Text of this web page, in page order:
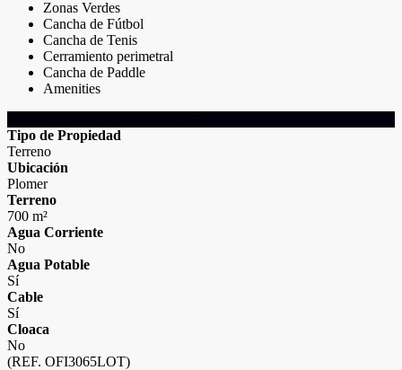
Zonas Verdes
Cancha de Fútbol
Cancha de Tenis
Cerramiento perimetral
Cancha de Paddle
Amenities
Tipo de Propiedad
Terreno
Ubicación
Plomer
Terreno
700 m²
Agua Corriente
No
Agua Potable
Sí
Cable
Sí
Cloaca
No
(REF. OFI3065LOT)